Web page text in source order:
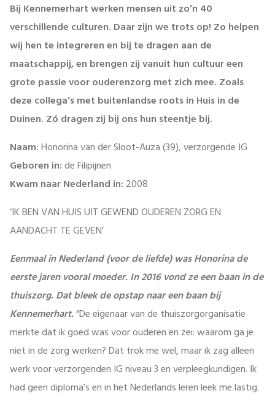
Bij Kennemerhart werken mensen uit zo’n 40
verschillende culturen. Daar zijn we trots op! Zo helpen
wij hen te integreren en bij te dragen aan de
maatschappij, en brengen zij vanuit hun cultuur een
grote passie voor ouderenzorg met zich mee. Zoals
deze collega’s met buitenlandse roots in Huis in de
Duinen. Zó dragen zij bij ons hun steentje bij.
Naam:Honorina van der Sloot-Auza (39), verzorgende IG
Geboren in:de Filipijnen
Kwam naar Nederland in: 2008
‘IK BEN VAN HUIS UIT GEWEND OUDEREN ZORG EN
AANDACHT TE GEVEN’
Eenmaal in Nederland (voor de liefde) was Honorina de
eerste jaren vooral moeder. In 2016 vond ze een baan in de
thuiszorg. Dat bleek de opstap naar een baan bij
Kennemerhart.“De eigenaar van de thuiszorgorganisatie
merkte dat ik goed was voor ouderen en zei: waarom ga je
niet in de zorg werken? Dat trok me wel, maar ik zag alleen
werk voor verzorgenden IG niveau 3 en verpleegkundigen. Ik
had geen diploma’s en in het Nederlands leren leek me lastig.